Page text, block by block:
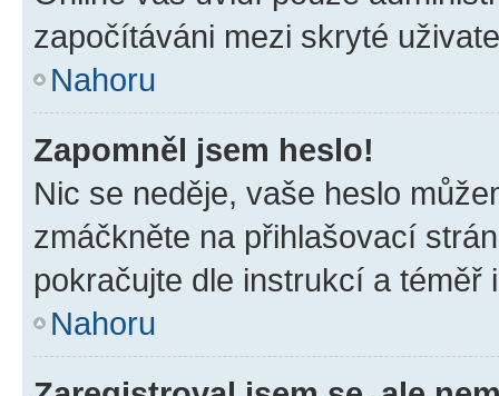
započítáváni mezi skryté
Nahoru
Zapomněl jsem heslo!
Nic se neděje, vaše heslo
zmáčkněte na přihlašovací
pokračujte dle instrukcí a téměř
Nahoru